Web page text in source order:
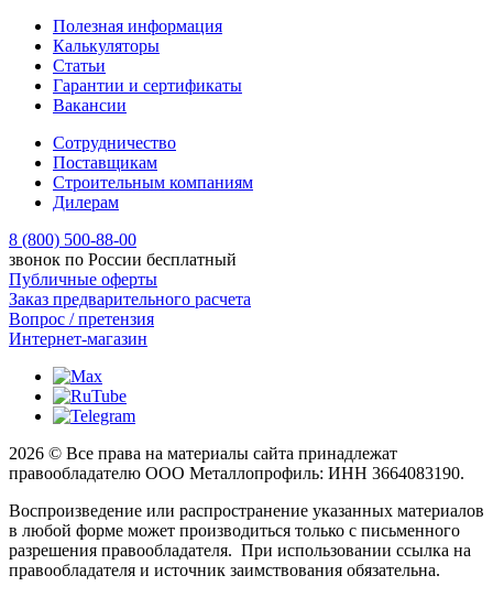
Полезная информация
Калькуляторы
Статьи
Гарантии и сертификаты
Вакансии
Сотрудничество
Поставщикам
Строительным компаниям
Дилерам
8 (800) 500-88-00
звонок по России бесплатный
Публичные оферты
Заказ предварительного расчета
Вопрос / претензия
Интернет-магазин
2026 © Все права на материалы сайта принадлежат
правообладателю ООО Металлопрофиль: ИНН 3664083190.
Воспроизведение или распространение указанных материалов
в любой форме может производиться только с письменного
разрешения правообладателя. При использовании ссылка на
правообладателя и источник заимствования обязательна.